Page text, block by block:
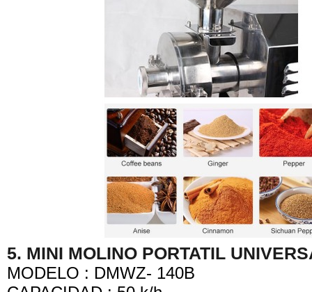
5. MINI MOLINO PORTATIL
MODELO : DMWZ- 140B